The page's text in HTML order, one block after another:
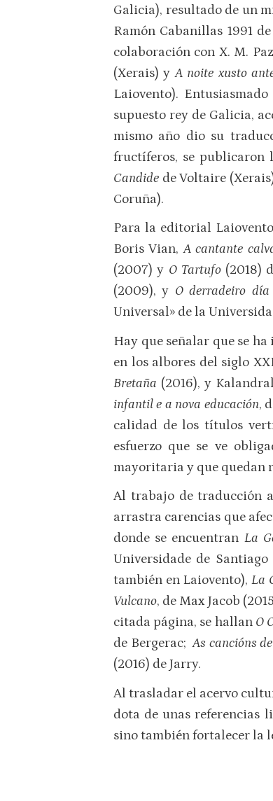
Galicia), resultado de un
Ramón Cabanillas 1991
colaboración con X. M.
(Xerais) yA noite xusto
Laiovento).
supuesto rey de Galicia,
mismo año dio su
fructíferos, se publicaron
Candide de Voltaire
Coruña).
Para la editorial
Boris Vian,A cantante
(2007) y O Tartufo(2018)
(2009), y O derradeiro día
Universal» de la
Hay que señalar que se
en los albores del siglo
Bretaña (2016), y
infantil e a nova educación,
calidad de los títulos
esfuerzo que se ve
mayoritaria y que quedan
Al trabajo de traducción
arrastra carencias que
donde se encuentran La
Universidade de
también en Laiovento),La
Vulcano, de Max Jacob
citada página, se hallan O
de Bergerac;As cancións
(2016) de Jarry.
Al trasladar el acervo
dota de unas referencias
sino también fortalecer la